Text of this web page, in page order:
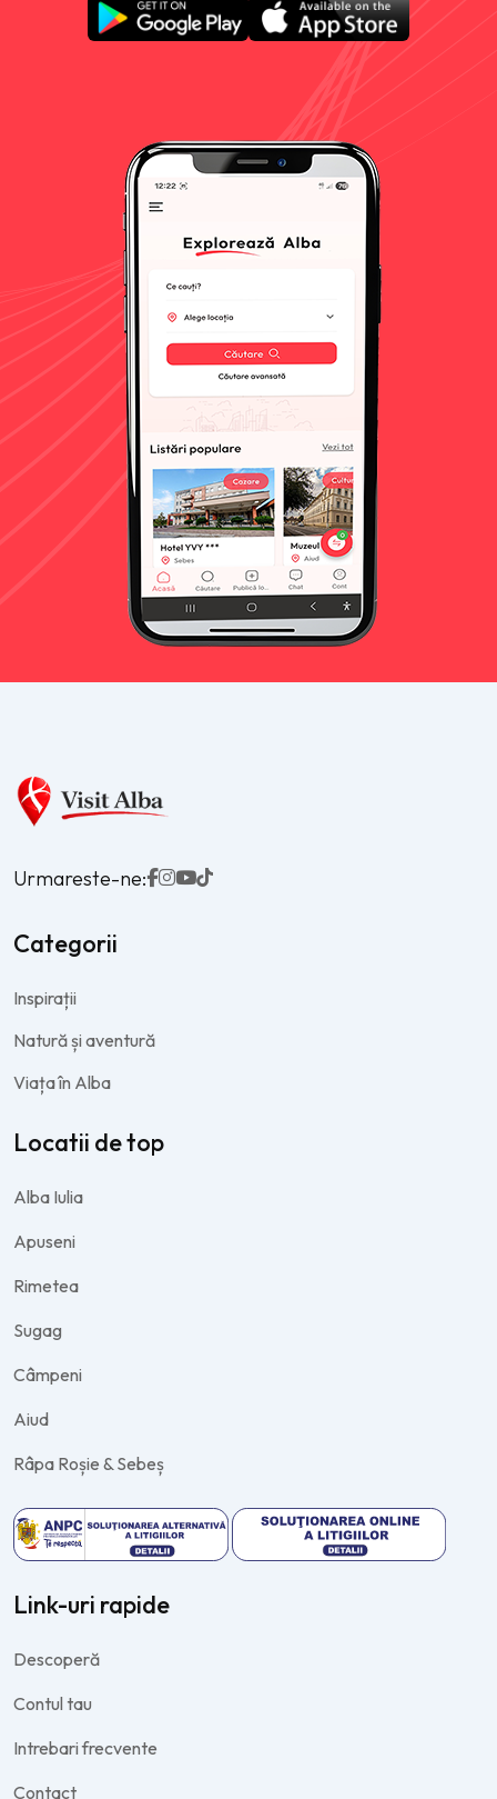
Urmareste-ne:
Categorii
Inspirații
Natură și aventură
Viața în Alba
Locatii de top
Alba Iulia
Apuseni
Rimetea
Sugag
Câmpeni
Aiud
Râpa Roșie & Sebeș
Link-uri rapide
Descoperă
Contul tau
Intrebari frecvente
Contact